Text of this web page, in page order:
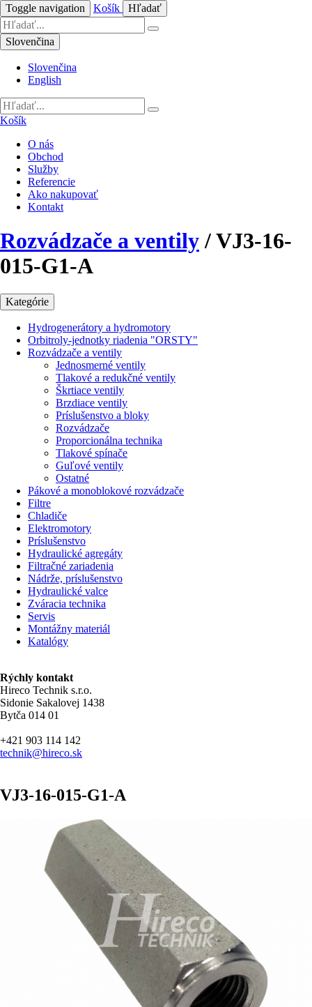
Toggle navigation Košík Hľadať
Slovenčina
Slovenčina
English
Košík
O nás
Obchod
Služby
Referencie
Ako nakupovať
Kontakt
Rozvádzače a ventily/VJ3-16-
015-G1-A
Kategórie
Hydrogenerátory a hydromotory
Orbitroly-jednotky riadenia "ORSTY"
Rozvádzače a ventily
Jednosmerné ventily
Tlakové a redukčné ventily
Škrtiace ventily
Brzdiace ventily
Príslušenstvo a bloky
Rozvádzače
Proporcionálna technika
Tlakové spínače
Guľové ventily
Ostatné
Pákové a monoblokové rozvádzače
Filtre
Chladiče
Elektromotory
Príslušenstvo
Hydraulické agregáty
Filtračné zariadenia
Nádrže, príslušenstvo
Hydraulické valce
Zváracia technika
Servis
Montážny materiál
Katalógy
Rýchly kontakt
Hireco Technik s.r.o.
Sidonie Sakalovej 1438
Bytča 014 01
+421 903 114 142
technik@hireco.sk
VJ3-16-015-G1-A